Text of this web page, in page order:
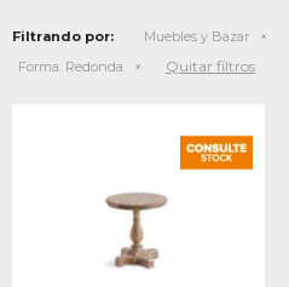
Filtrando por: Muebles y Bazar
Forma: Redonda Quitar filtros